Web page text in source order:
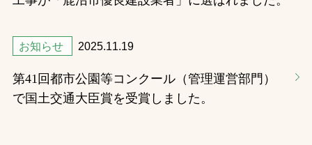
お知らせ 2025.11.19
第41回都市公園等コンクール（管理運営部門）
で国土交通大臣賞を受賞しました。